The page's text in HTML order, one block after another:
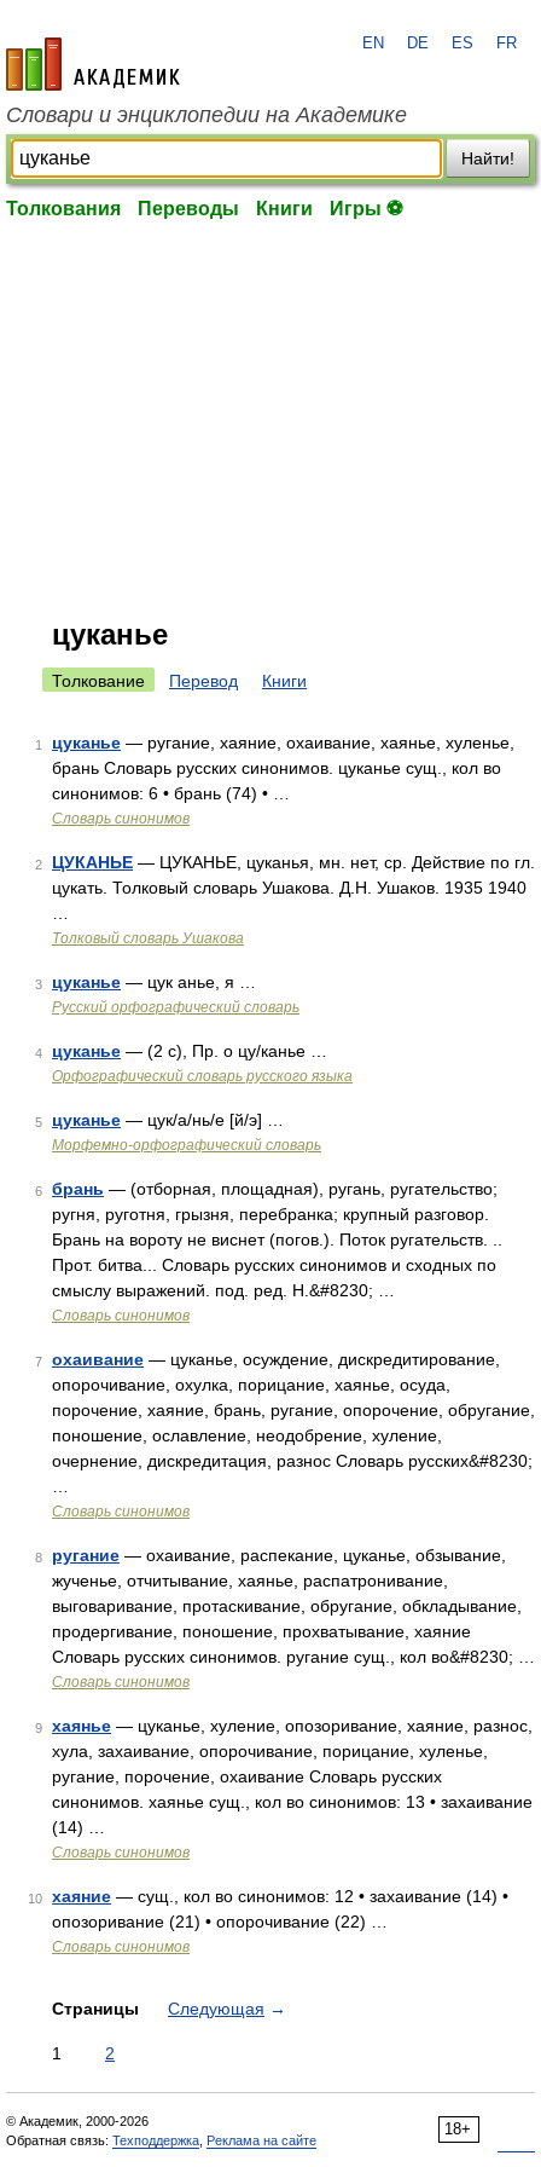
academic.ru
EN DE ES FR
Словари и энциклопедии на Академике
Найти!
Толкования Переводы Книги Игры ⚽
цуканье
Толкование Перевод Книги
1 цуканье — ругание, хаяние, охаивание, хаянье, хуленье,
брань Словарь русских синонимов. цуканье сущ., кол во
синонимов: 6 • брань (74) • …
Словарь синонимов
2 ЦУКАНЬЕ — ЦУКАНЬЕ, цуканья, мн. нет, ср. Действие по гл.
цукать. Толковый словарь Ушакова. Д.Н. Ушаков. 1935 1940
Толковый словарь Ушакова
3 цуканье — цук анье, я …
Русский орфографический словарь
4 цуканье — (2 с), Пр. о цу/канье …
Орфографический словарь русского языка
5 цуканье — цук/а/нь/е [й/э] …
Морфемно-орфографический словарь
6 брань — (отборная, площадная), ругань, ругательство;
ругня, руготня, грызня, перебранка; крупный разговор.
Брань на вороту не виснет (погов.). Поток ругательств. ..
Прот. битва... Словарь русских синонимов и сходных по
смыслу выражений. под. ред. Н.&#8230; …
Словарь синонимов
7 охаивание — цуканье, осуждение, дискредитирование,
опорочивание, охулка, порицание, хаянье, осуда,
порочение, хаяние, брань, ругание, опорочение, обругание,
поношение, ославление, неодобрение, хуление,
очернение, дискредитация, разнос Словарь русских&#8230;
Словарь синонимов
8 ругание — охаивание, распекание, цуканье, обзывание,
жученье, отчитывание, хаянье, распатронивание,
выговаривание, протаскивание, обругание, обкладывание,
продергивание, поношение, прохватывание, хаяние
Словарь русских синонимов. ругание сущ., кол во&#8230; …
Словарь синонимов
9 хаянье — цуканье, хуление, опозоривание, хаяние, разнос,
хула, захаивание, опорочивание, порицание, хуленье,
ругание, порочение, охаивание Словарь русских
синонимов. хаянье сущ., кол во синонимов: 13 • захаивание
(14) …
Словарь синонимов
10 хаяние — сущ., кол во синонимов: 12 • захаивание (14) •
опозоривание (21) • опорочивание (22) …
Словарь синонимов
Страницы Следующая →
1 2
18+
© Академик, 2000-2026
Обратная связь: Техподдержка Реклама на сайте